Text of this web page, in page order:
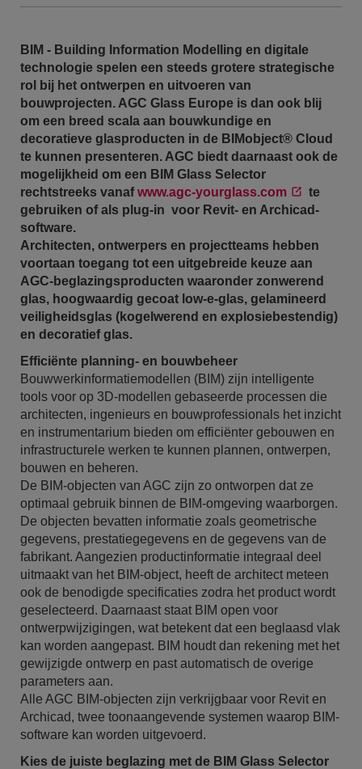
BIM - Building Information Modelling en digitale
technologie spelen een steeds grotere strategische
rol bij het ontwerpen en uitvoeren van
bouwprojecten. AGC Glass Europe is dan ook blij
om een breed scala aan bouwkundige en
decoratieve glasproducten in de BIMobject® Cloud
te kunnen presenteren. AGC biedt daarnaast ook de
mogelijkheid om een BIM Glass Selector
rechtstreeks vanafwww.agc-yourglass.com
te
gebruiken of als plug-in voor Revit- en Archicad-
software.
Architecten, ontwerpers en projectteams hebben
voortaan toegang tot een uitgebreide keuze aan
AGC-beglazingsproducten waaronder zonwerend
glas, hoogwaardig gecoat low-e-glas, gelamineerd
veiligheidsglas (kogelwerend en explosiebestendig)
en decoratief glas.
Efficiënte planning- en bouwbeheer
Bouwwerkinformatiemodellen (BIM) zijn intelligente
tools voor op 3D-modellen gebaseerde processen die
architecten, ingenieurs en bouwprofessionals het inzicht
en instrumentarium bieden om efficiënter gebouwen en
infrastructurele werken te kunnen plannen, ontwerpen,
bouwen en beheren.
De BIM-objecten van AGC zijn zo ontworpen dat ze
optimaal gebruik binnen de BIM-omgeving waarborgen.
De objecten bevatten informatie zoals geometrische
gegevens, prestatiegegevens en de gegevens van de
fabrikant. Aangezien productinformatie integraal deel
uitmaakt van het BIM-object, heeft de architect meteen
ook de benodigde specificaties zodra het product wordt
geselecteerd. Daarnaast staat BIM open voor
ontwerpwijzigingen, wat betekent dat een beglaasd vlak
kan worden aangepast. BIM houdt dan rekening met het
gewijzigde ontwerp en past automatisch de overige
parameters aan.
Alle AGC BIM-objecten zijn verkrijgbaar voor Revit en
Archicad, twee toonaangevende systemen waarop BIM-
software kan worden uitgevoerd.
Kies de juiste beglazing met de BIM Glass Selector